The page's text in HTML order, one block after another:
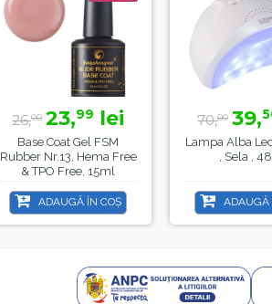
26, 00 23, 99lei
Base Coat Gel FSM
Rubber Nr.13, Hema Free
& TPO Free, 15ml
ADAUGĂ ÎN COȘ
70, 00 39,
Lampa Alba
, Sela ,
ADAUGĂ